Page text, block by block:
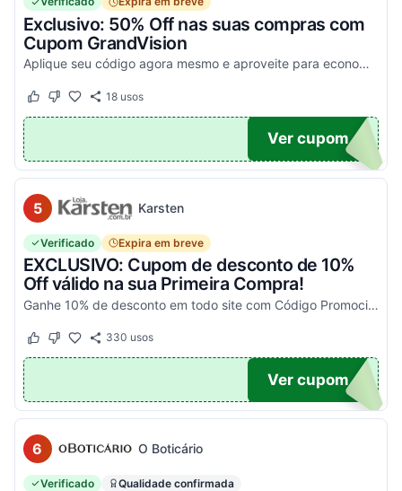
Exclusivo: 50% Off nas suas compras com
Cupom GrandVision
Aplique seu código agora mesmo e aproveite para economizar! Válido em par completo (Armação + Lente)!
Este cupom funcionou
Este cupom não funcionou
18usos
OM50
Ver cupom
5 Karsten
Verificado Expira em breve
EXCLUSIVO: Cupom de desconto de 10%
Off válido na sua Primeira Compra!
Ganhe 10% de desconto em todo site com Código Promocional Karsten. Válido apenas 1 utilização por CPF. Só aqui no Agora Cupom você economiza tanto!
Este cupom funcionou
Este cupom não funcionou
330 usos
OM10
Ver cupom
6 O Boticário
Verificado Qualidade confirmada